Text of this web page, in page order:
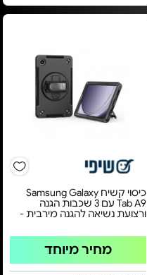
כיסוי קשיח Samsung Galaxy
Tab A9 עם 3 שכבות הגנה
ורצועת נשיאה להגנה מירבית -
מחיר מיוחד